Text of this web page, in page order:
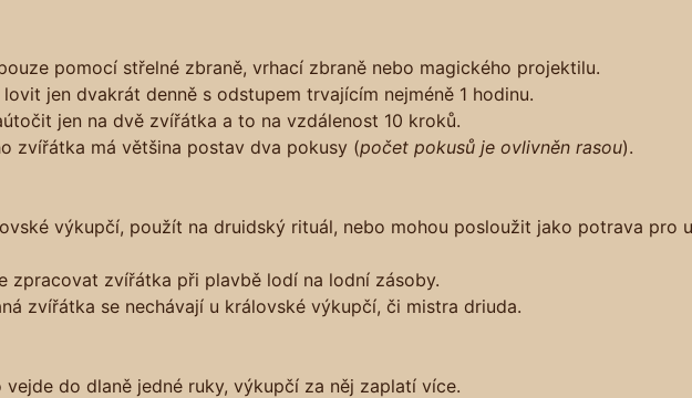
pomocí střelné zbraně, vrhací zbraně nebo magického projektilu.
jen dvakrát denně s odstupem trvajícím nejméně 1 hodinu.
jen na dvě zvířátka a to na vzdálenost 10 kroků.
zvířátka má většina postav dva pokusy (počet pokusů je ovlivněn rasou).
výkupčí, použít na druidský rituál, nebo mohou posloužit jako potrava pro
zpracovat zvířátka při plavbě lodí na lodní zásoby.
zvířátka se nechávají u královské výkupčí, či mistra driuda.
vejde do dlaně jedné ruky, výkupčí za něj zaplatí více.